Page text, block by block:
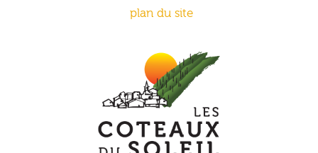
plan du site